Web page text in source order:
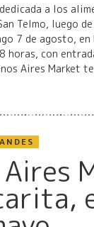
a los
Telmo, luego
7 de agosto, en
horas, con
Aires Market
Aires